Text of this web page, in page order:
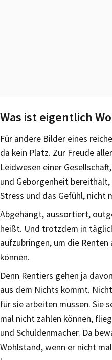
Was ist eigentlich
Für andere Bilder eines
da kein Platz. Zur Freude
Leidwesen einer
und Geborgenheit
Stress und das Gefühl, nicht
Abgehängt, aussortiert,
heißt. Und trotzdem in
aufzubringen, um die
können.
Denn Rentiers gehen ja
aus dem Nichts kommt.
für sie arbeiten müssen. Sie
mal nicht zahlen können,
und Schuldenmacher. Da
Wohlstand, wenn er nicht